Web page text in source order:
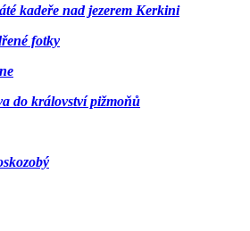
kadeře nad jezerem Kerkini
fotky
do království pižmoňů